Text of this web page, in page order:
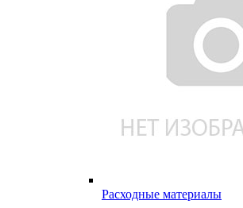
Расходные материалы